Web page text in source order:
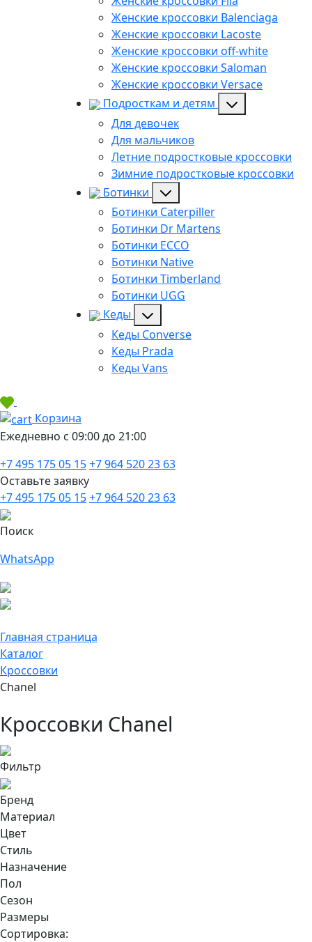
Женские кроссовки Balenciaga
Женские кроссовки Lacoste
Женские кроссовки off-white
Женские кроссовки Saloman
Женские кроссовки Versace
Подросткам и детям
Для девочек
Для мальчиков
Летние подростковые кроссовки
Зимние подростковые кроссовки
Ботинки
Ботинки Caterpiller
Ботинки Dr Martens
Ботинки ECCO
Ботинки Native
Ботинки Timberland
Ботинки UGG
Кеды
Кеды Converse
Кеды Prada
Кеды Vans
Корзина
Ежедневно с 09:00 до 21:00
+7 495 175 05 15+7 964 520 23 63
Оставьте заявку
+7 495 175 05 15+7 964 520 23 63
Поиск
WhatsApp
Главная страница
Каталог
Кроссовки
Chanel
Кроссовки Chanel
Фильтр
Бренд
Материал
Цвет
Стиль
Назначение
Пол
Сезон
Размеры
Сортировка: